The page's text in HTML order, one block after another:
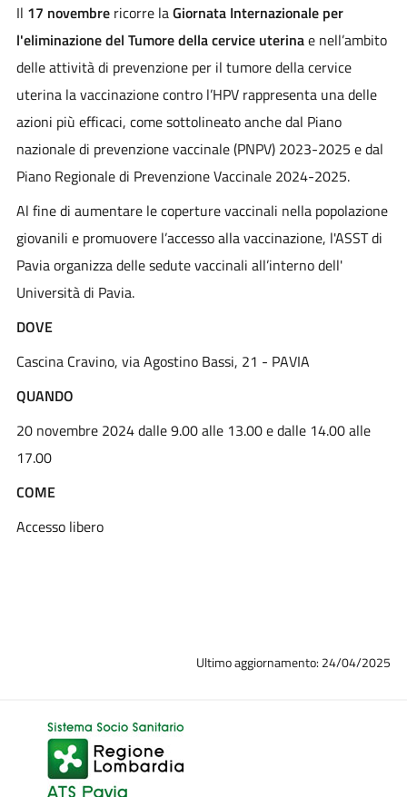
Il 17 novembrericorre laGiornata Internazionale per
l'eliminazione del Tumore della cervice uterinae nell’ambito
delle attività di prevenzione per il tumore della cervice
uterina la vaccinazione contro l’HPV rappresenta una delle
azioni più efficaci, come sottolineato anche dal Piano
nazionale di prevenzione vaccinale (PNPV) 2023-2025 e dal
Piano Regionale di Prevenzione Vaccinale 2024-2025.
Al fine di aumentare le coperture vaccinali nella popolazione
giovanili e promuovere l’accesso alla vaccinazione, l'ASST di
Pavia organizza delle sedute vaccinali all’interno dell'
Università di Pavia.
DOVE
Cascina Cravino, via Agostino Bassi, 21 - PAVIA
QUANDO
20 novembre 2024 dalle 9.00 alle 13.00 e dalle 14.00 alle
17.00
COME
Accesso libero
Ultimo aggiornamento: 24/04/2025